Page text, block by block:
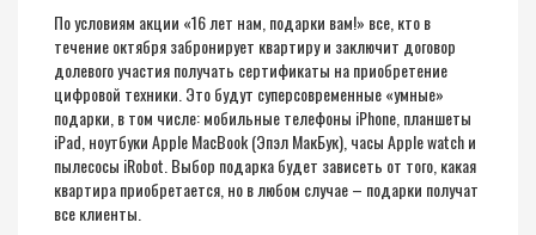
По условиям акции «16 лет нам, подарки вам!» все, кто в
течение октября забронирует квартиру и заключит договор
долевого участия получать сертификаты на приобретение
цифровой техники. Это будут суперсовременные «умные»
подарки, в том числе: мобильные телефоны iPhone, планшеты
iPad, ноутбуки Apple MacBook (Эпэл МакБук), часы Apple watch и
пылесосы iRobot. Выбор подарка будет зависеть от того, какая
квартира приобретается, но в любом случае – подарки получат
все клиенты.